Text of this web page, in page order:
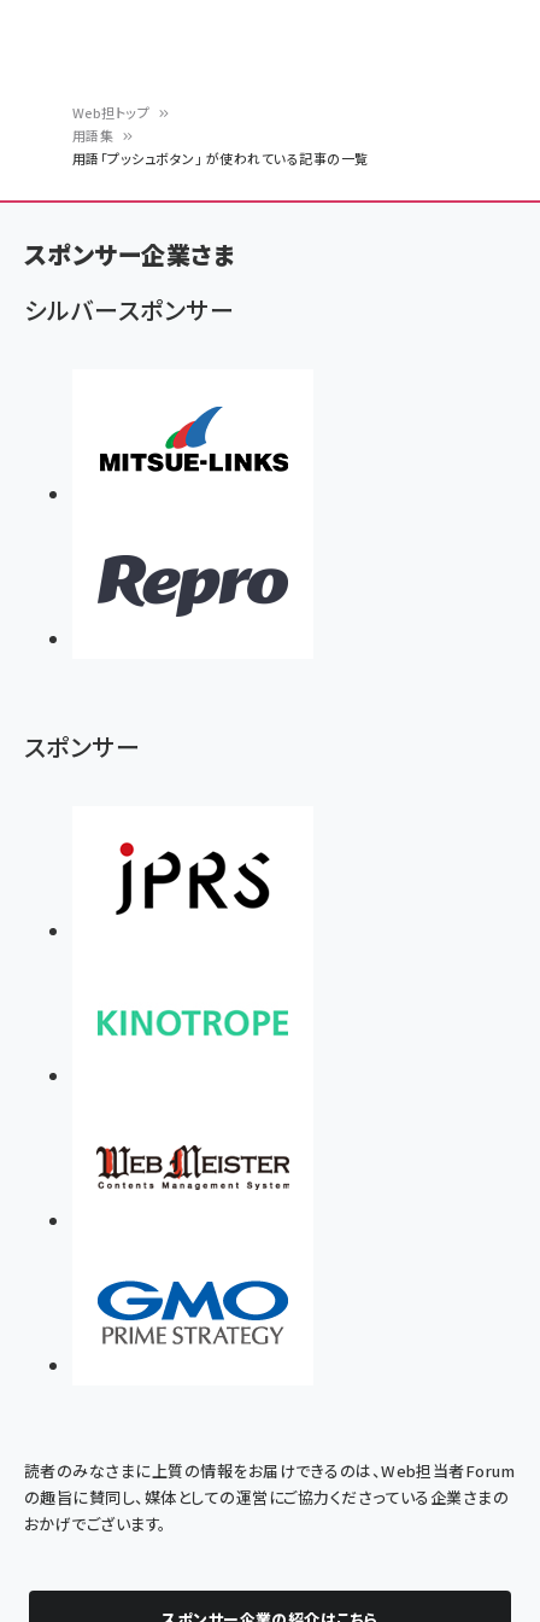
ン
く
ず
Web担トップ
用語集
用語「プッシュボタン」 が使われている記事の一覧
スポンサー企業さま
シルバースポンサー
スポンサー
読者のみなさまに上質の情報をお届けできるのは、Web担当者Forum
の趣旨に賛同し、媒体としての運営にご協力くださっている企業さまの
おかげでございます。